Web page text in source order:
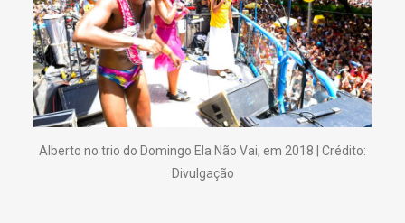
Alberto no trio do Domingo Ela Não Vai, em 2018 | Crédito:
Divulgação